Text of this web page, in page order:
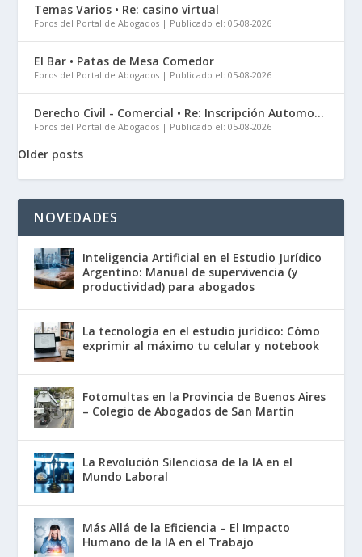
Temas Varios • Re: casino virtual
Foros del Portal de Abogados Publicado el: 05-08-2026
El Bar • Patas de Mesa Comedor
Foros del Portal de Abogados Publicado el: 05-08-2026
Derecho Civil - Comercial • Re: Inscripción Automo...
Foros del Portal de Abogados Publicado el: 05-08-2026
Older posts
NOVEDADES
Inteligencia Artificial en el Estudio Jurídico
Argentino: Manual de supervivencia (y
productividad) para abogados
La tecnología en el estudio jurídico: Cómo
exprimir al máximo tu celular y notebook
Fotomultas en la Provincia de Buenos Aires
– Colegio de Abogados de San Martín
La Revolución Silenciosa de la IA en el
Mundo Laboral
Más Allá de la Eficiencia – El Impacto
Humano de la IA en el Trabajo